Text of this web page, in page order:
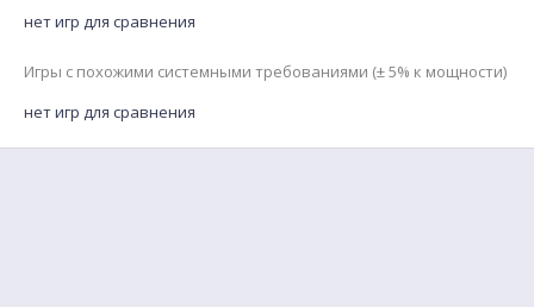
нет игр для сравнения
Игры с похожими системными требованиями (± 5% к мощности)
нет игр для сравнения